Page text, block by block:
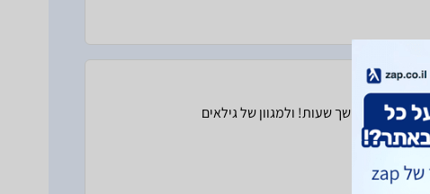
למשך שעות! ולמגוון של גילאים